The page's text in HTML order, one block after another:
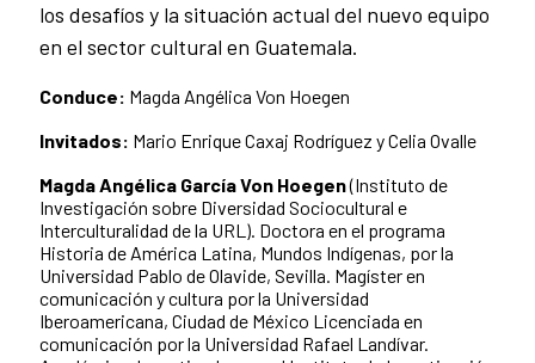
los desafíos y la situación actual del nuevo equipo
en el sector cultural en Guatemala.
Conduce: Magda Angélica Von Hoegen
Invitados: Mario Enrique Caxaj Rodríguez y Celia Ovalle
Magda Angélica García Von Hoegen(Instituto de
Investigación sobre Diversidad Sociocultural e
Interculturalidad de la URL). Doctora en el programa
Historia de América Latina, Mundos Indígenas, por la
Universidad Pablo de Olavide, Sevilla. Magíster en
comunicación y cultura por la Universidad
Iberoamericana, Ciudad de México Licenciada en
comunicación por la Universidad Rafael Landívar.